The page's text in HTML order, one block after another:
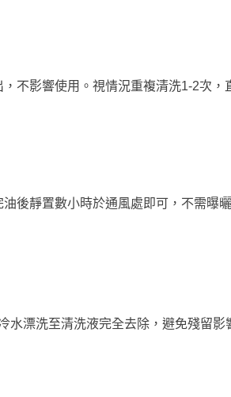
不影響使用。視情況重複清洗1-2次，
後靜置數小時於通風處即可，不需曝曬
漂洗至清洗液完全去除，避免殘留影